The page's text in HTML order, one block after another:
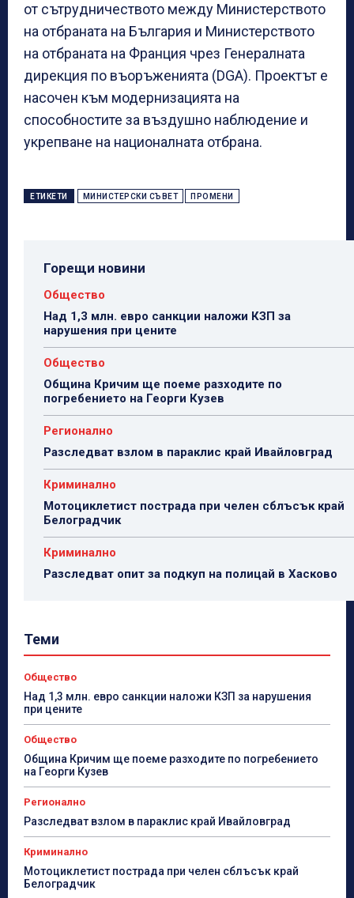
от сътрудничеството между Министерството
на отбраната на България и Министерството
на отбраната на Франция чрез Генералната
дирекция по въоръженията (DGA). Проектът е
насочен към модернизацията на
способностите за въздушно наблюдение и
укрепване на националната отбрана.
ЕТИКЕТИ МИНИСТЕРСКИ СЪВЕТ ПРОМЕНИ
Горещи новини
Общество
Над 1,3 млн. евро санкции наложи КЗП за
нарушения при цените
Общество
Община Кричим ще поеме разходите по
погребението на Георги Кузев
Регионално
Разследват взлом в параклис край Ивайловград
Криминално
Мотоциклетист пострада при челен сблъсък край
Белоградчик
Криминално
Разследват опит за подкуп на полицай в Хасково
Теми
Общество
Над 1,3 млн. евро санкции наложи КЗП за нарушения
при цените
Общество
Община Кричим ще поеме разходите по погребението
на Георги Кузев
Регионално
Разследват взлом в параклис край Ивайловград
Криминално
Мотоциклетист пострада при челен сблъсък край
Белоградчик